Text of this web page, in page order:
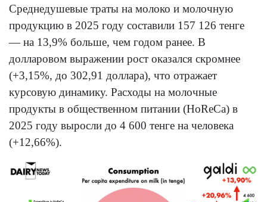
Среднедушевые траты на молоко и молочную
продукцию в 2025 году составили 157 126 тенге
— на 13,9% больше, чем годом ранее. В
долларовом выражении рост оказался скромнее
(+3,15%, до 302,91 доллара), что отражает
курсовую динамику. Расходы на молочные
продукты в общественном питании (HoReCa) в
2025 году выросли до 4 600 тенге на человека
(+12,66%).